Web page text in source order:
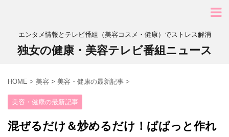
エンタメ情報とテレビ番組（美容コスメ・健康）でストレス解消
独女の健康・美容テレビ番組ニュース
HOME > 美容 > 美容・健康の最新記事 >
美容・健康の最新記事
混ぜるだけ＆炒めるだけ！ぱぱっと作れ